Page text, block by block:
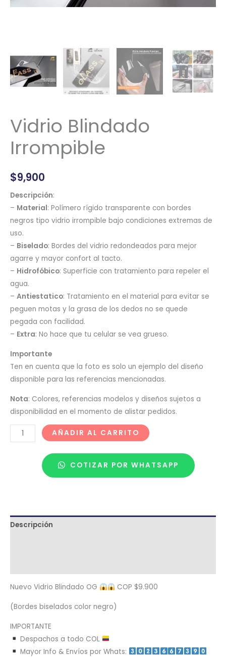
Vidrio Blindado
Irrompible
$9,900
Descripción:
– Material: Polímero rígido transparente con bordes
negros tipo vidrio irrompible bajo condiciones extremas de
uso.
– Biselado: Bordes del vidrio redondeados para mejor
agarre y mayor confort al tacto.
– Hidrofóbico: Superficie con tratamiento para repeler el
agua.
– Antiestatico: Tratamiento en el material para evitar se
peguen motas y la grasa de los dedos no se quede
pegada con facilidad.
– Extra: No hace que tu celular se vea grueso.
Importante
Ten en cuenta que la foto es solo un ejemplo del diseño
disponible para las referencias mencionadas.
Nota: Colores, referencias modelos y diseños sujetos a
disponibilidad en el momento de alistar pedidos.
AÑADIR AL CARRITO
COTIZAR POR WHATSAPP
Descripción
Nuevo Vidrio Blindado OG COP $9.900
(Bordes biselados color negro)
IMPORTANTE
Despachos a todo COL
Mayor Info & Envíos por Whats: